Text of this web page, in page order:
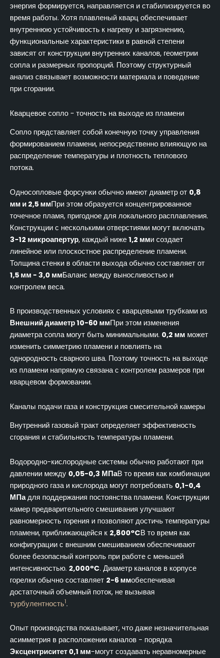
энергия формируется, направляется и стабилизируется во
время работы. Хотя плавленый кварц обеспечивает
внутреннюю устойчивость к нагреву и загрязнению,
функциональные характеристики в равной степени
зависят от конструкции внутренних каналов, геометрии
сопла и размерных пропорций. Поэтому структурный
анализ связывает возможности материала и поведение
при сгорании.
Кварцевое сопло - точность на выходе из пламени
Сопло представляет собой конечную точку управления
формированием пламени, непосредственно влияющую на
распределение температуры и плотность теплового
потока.
Односопловые форсунки обычно имеют диаметр от 0,8
мм и 2,5 ммПри этом образуется концентрированное
точечное пламя, пригодное для локального расплавления.
Конструкции с несколькими отверстиями могут включать
3-12 микроапертур, каждый ниже 1,2 мми создает
линейное или плоскостное распределение пламени.
Толщина стенки в области выхода обычно составляет от
1,5 мм - 3,0 ммБаланс между выносливостью и
контролем веса.
В производственных условиях с кварцевыми трубками из
Внешний диаметр 10-60 ммПри этом изменения
диаметра сопла могут быть минимальными. 0,2 мм может
изменить симметрию пламени и повлиять на
однородность сварного шва. Поэтому точность на выходе
из пламени напрямую связана с контролем размеров при
кварцевом формовании.
Каналы подачи газа и конструкция смесительной камеры
Внутренний газовый тракт определяет эффективность
сгорания и стабильность температуры пламени.
Водородно-кислородные системы обычно работают при
давлении между 0,05-0,3 МПаВ то время как комбинации
природного газа и кислорода могут потребовать 0,1-0,4
МПадля поддержания постоянства пламени. Конструкции
камер предварительного смешивания улучшают
равномерность горения и позволяют достичь температуры
пламени, приближающейся к 2,800°CВ то время как
конфигурации с внешним смешиванием обеспечивают
более безопасный контроль при работе с меньшей
интенсивностью. 2,000°C. Диаметр каналов в корпусе
горелки обычно составляет 2-6 ммобеспечивая
достаточный объемный поток, не вызывая
турбулентность1.
Опыт производства показывает, что даже незначительная
асимметрия в расположении каналов - порядка
Эксцентриситет 0,1 мм-могут создавать неравномерные